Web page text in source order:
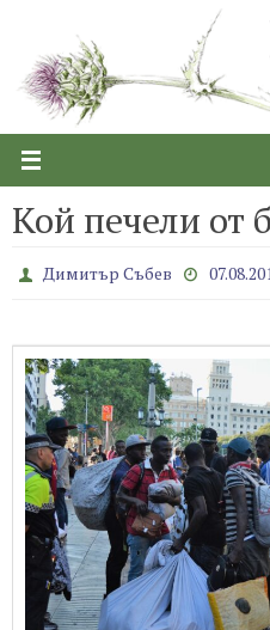
content
Кой печели от
Димитър Събев